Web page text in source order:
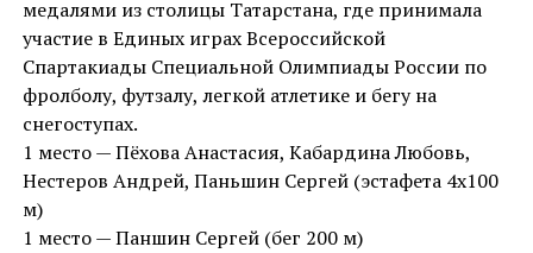
медалями из столицы Татарстана, где принимала
участие в Единых играх Всероссийской
Спартакиады Специальной Олимпиады России по
фролболу, футзалу, легкой атлетике и бегу на
снегоступах.
1 место — Пёхова Анастасия, Кабардина Любовь,
Нестеров Андрей, Паньшин Сергей (эстафета 4х100
м)
1 место — Паншин Сергей (бег 200 м)